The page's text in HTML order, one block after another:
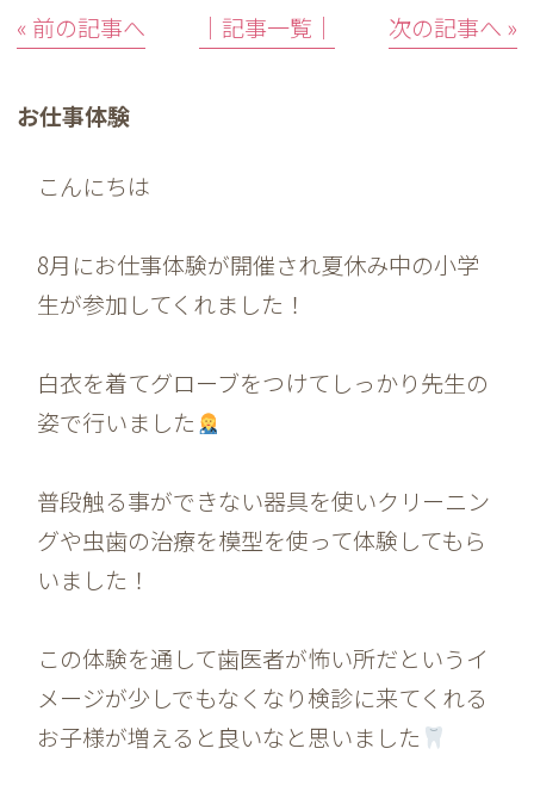
« 前の記事へ │記事一覧│ 次の記事へ »
お仕事体験
こんにちは
8月にお仕事体験が開催され夏休み中の小学
生が参加してくれました！
白衣を着てグローブをつけてしっかり先生の
姿で行いました
普段触る事ができない器具を使いクリーニン
グや虫歯の治療を模型を使って体験してもら
いました！
この体験を通して歯医者が怖い所だというイ
メージが少しでもなくなり検診に来てくれる
お子様が増えると良いなと思いました